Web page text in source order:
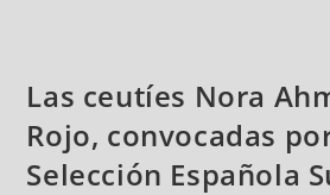
Las ceutíes Nora
Rojo, convocadas
Selección Española